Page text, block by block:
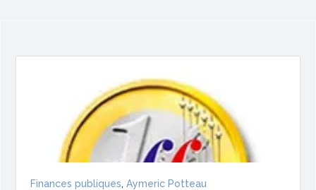
Finances publiques,Aymeric Potteau